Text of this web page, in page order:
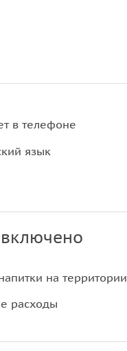
в телефоне
язык
на территории
расходы